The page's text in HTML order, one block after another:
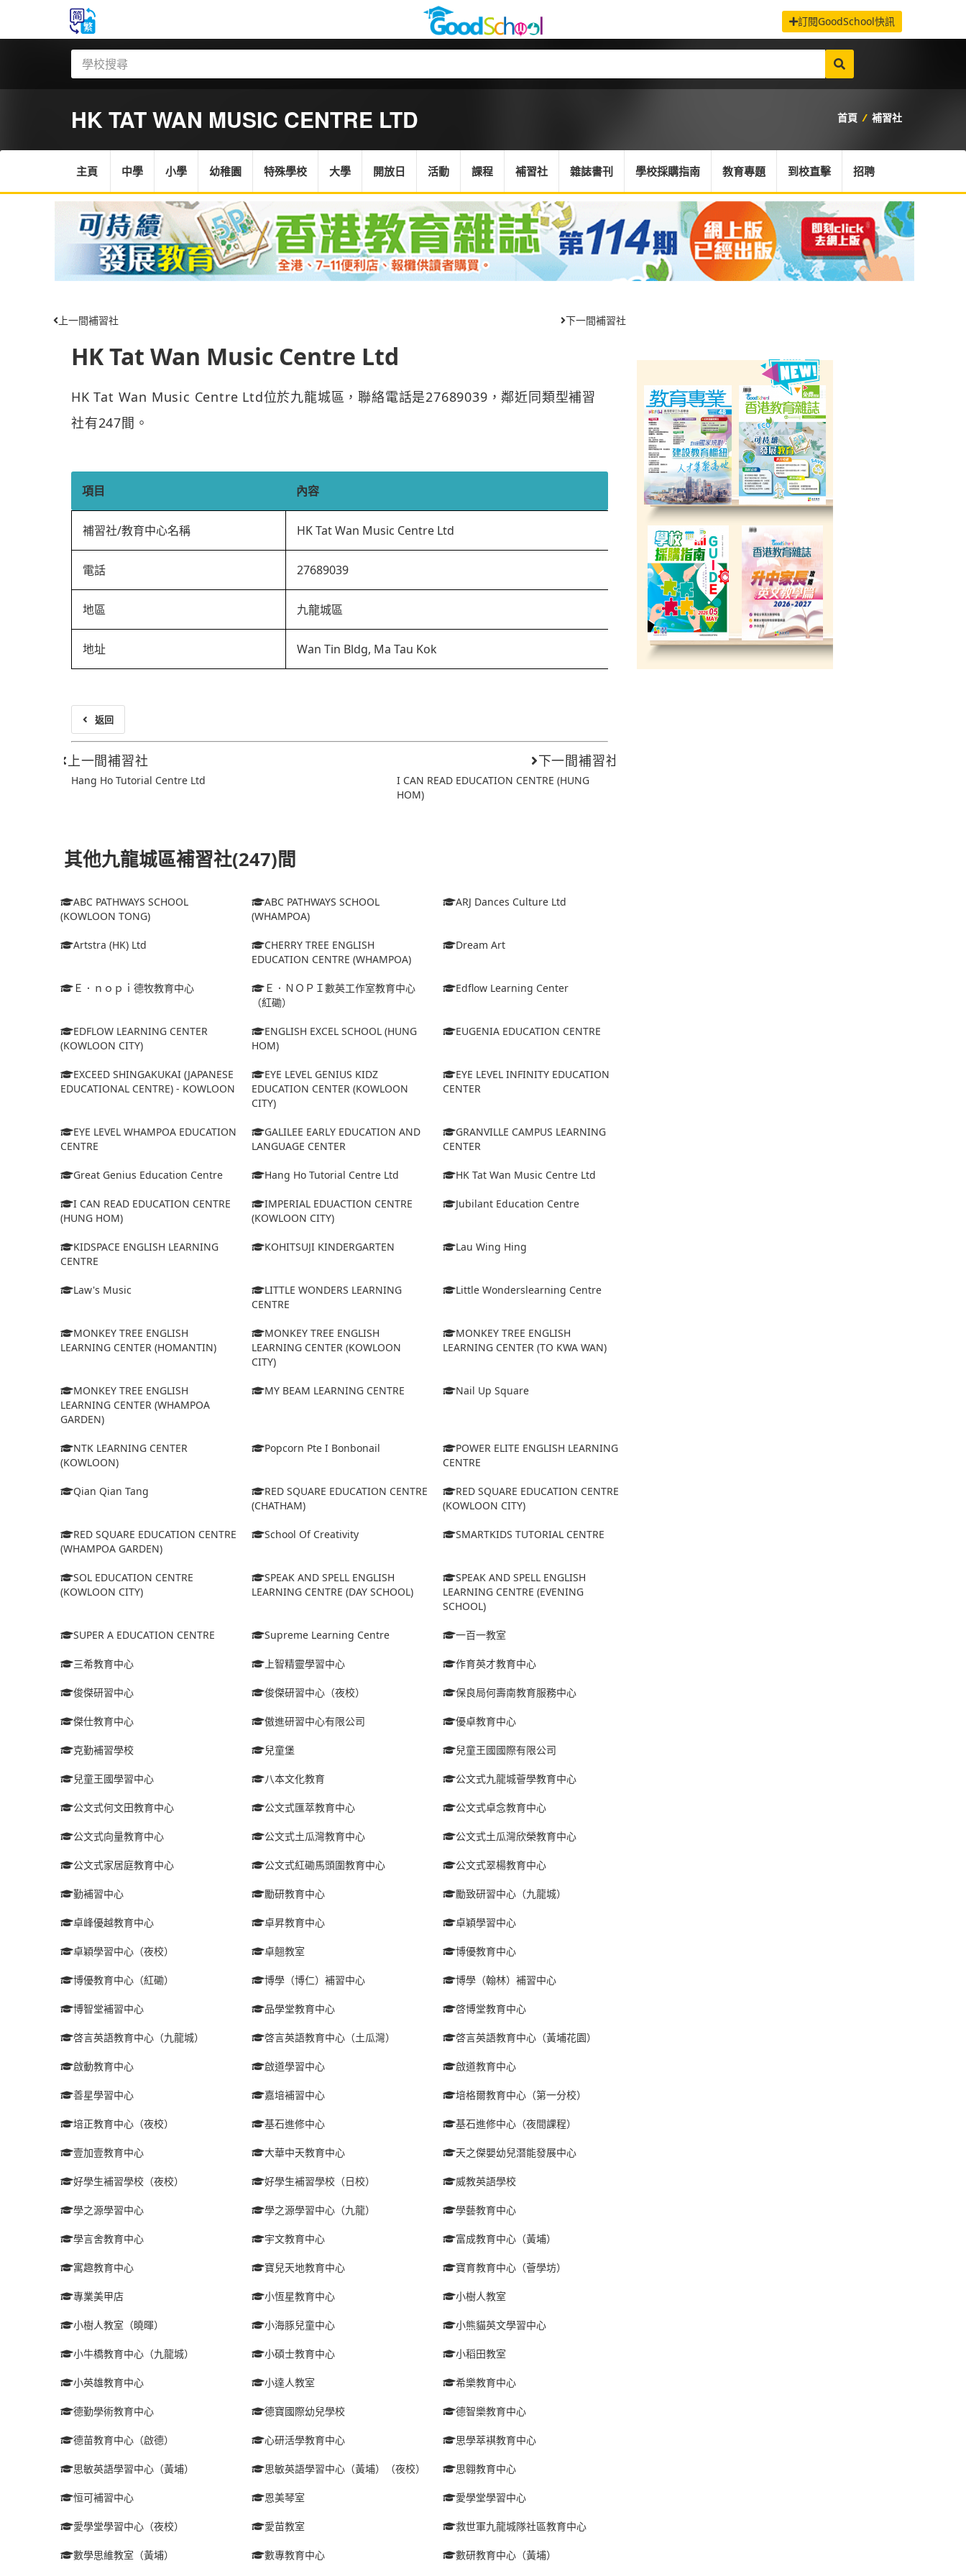
訂閱GoodSchool快訊
HK TAT WAN MUSIC CENTRE LTD 首頁 / 補習社
主頁 中學 小學 幼稚園 特殊學校 大學 開放日 活動 課程 補習社 雜誌書刊 學校採購指南 教育專題 到校直擊 招聘
上一間補習社 下一間補習社
HK Tat Wan Music Centre Ltd
HK Tat Wan Music Centre Ltd位於九龍城區，聯絡電話是27689039，鄰近同類型補習
社有247間。
項目 內容
補習社/教育中心名稱 HK Tat Wan Music Centre Ltd
電話 27689039
地區 九龍城區
地址 Wan Tin Bldg, Ma Tau Kok
返回
上一間補習社
Hang Ho Tutorial Centre Ltd
下一間補習社
I CAN READ EDUCATION CENTRE (HUNG
HOM)
其他九龍城區補習社(247)間
ABC PATHWAYS SCHOOL
(KOWLOON TONG)
ABC PATHWAYS SCHOOL
(WHAMPOA)
ARJ Dances Culture Ltd
Artstra (HK) Ltd
CHERRY TREE ENGLISH
EDUCATION CENTRE (WHAMPOA)
Dream Art
Ｅ．ｎｏｐｉ德牧教育中心
Ｅ．ＮＯＰＩ數英工作室教育中心
（紅磡）
Edflow Learning Center
EDFLOW LEARNING CENTER
(KOWLOON CITY)
ENGLISH EXCEL SCHOOL (HUNG
HOM)
EUGENIA EDUCATION CENTRE
EXCEED SHINGAKUKAI (JAPANESE
EDUCATIONAL CENTRE) - KOWLOON
EYE LEVEL GENIUS KIDZ
EDUCATION CENTER (KOWLOON
CITY)
EYE LEVEL INFINITY EDUCATION
CENTER
EYE LEVEL WHAMPOA EDUCATION
CENTRE
GALILEE EARLY EDUCATION AND
LANGUAGE CENTER
GRANVILLE CAMPUS LEARNING
CENTER
Great Genius Education Centre Hang Ho Tutorial Centre Ltd HK Tat Wan Music Centre Ltd
I CAN READ EDUCATION CENTRE
(HUNG HOM)
IMPERIAL EDUACTION CENTRE
(KOWLOON CITY)
Jubilant Education Centre
KIDSPACE ENGLISH LEARNING
CENTRE
KOHITSUJI KINDERGARTEN Lau Wing Hing
Law's Music
LITTLE WONDERS LEARNING
CENTRE
Little Wonderslearning Centre
MONKEY TREE ENGLISH
LEARNING CENTER (HOMANTIN)
MONKEY TREE ENGLISH
LEARNING CENTER (KOWLOON
CITY)
MONKEY TREE ENGLISH
LEARNING CENTER (TO KWA WAN)
MONKEY TREE ENGLISH
LEARNING CENTER (WHAMPOA
GARDEN)
MY BEAM LEARNING CENTRE Nail Up Square
NTK LEARNING CENTER
(KOWLOON)
Popcorn Pte I Bonbonail
POWER ELITE ENGLISH LEARNING
CENTRE
Qian Qian Tang
RED SQUARE EDUCATION CENTRE
(CHATHAM)
RED SQUARE EDUCATION CENTRE
(KOWLOON CITY)
RED SQUARE EDUCATION CENTRE
(WHAMPOA GARDEN)
School Of Creativity SMARTKIDS TUTORIAL CENTRE
SOL EDUCATION CENTRE
(KOWLOON CITY)
SPEAK AND SPELL ENGLISH
LEARNING CENTRE (DAY SCHOOL)
SPEAK AND SPELL ENGLISH
LEARNING CENTRE (EVENING
SCHOOL)
SUPER A EDUCATION CENTRE Supreme Learning Centre 一百一教室
三希教育中心 上智精靈學習中心 作育英才教育中心
俊傑研習中心 俊傑研習中心（夜校） 保良局何壽南教育服務中心
傑仕教育中心 傲進研習中心有限公司 優卓教育中心
克勤補習學校 兒童堡 兒童王國國際有限公司
兒童王國學習中心 八本文化教育 公文式九龍城薈學教育中心
公文式何文田教育中心 公文式匯萃教育中心 公文式卓念教育中心
公文式向量教育中心 公文式土瓜灣教育中心 公文式土瓜灣欣榮教育中心
公文式家居庭教育中心 公文式紅磡馬頭圍教育中心 公文式翠楊教育中心
勤補習中心 勵研教育中心 勵致研習中心（九龍城）
卓峰優越教育中心 卓昇教育中心 卓穎學習中心
卓穎學習中心（夜校） 卓翹教室 博優教育中心
博優教育中心（紅磡） 博學（博仁）補習中心 博學（翰林）補習中心
博智堂補習中心 品學堂教育中心 啓博堂教育中心
啓言英語教育中心（九龍城） 啓言英語教育中心（土瓜灣） 啓言英語教育中心（黃埔花園）
啟動教育中心 啟道學習中心 啟道教育中心
善星學習中心 嘉培補習中心 培格爾教育中心（第一分校）
培正教育中心（夜校） 基石進修中心 基石進修中心（夜間課程）
壹加壹教育中心 大華中天教育中心 天之傑嬰幼兒潛能發展中心
好學生補習學校（夜校） 好學生補習學校（日校） 威教英語學校
學之源學習中心 學之源學習中心（九龍） 學藝教育中心
學言舍教育中心 宇文教育中心 富成教育中心（黃埔）
寓趣教育中心 寶兒天地教育中心 寶育教育中心（薈學坊）
專業美甲店 小恆星教育中心 小樹人教室
小樹人教室（曉暉） 小海豚兒童中心 小熊貓英文學習中心
小牛橋教育中心（九龍城） 小碩士教育中心 小稻田教室
小英雄教育中心 小達人教室 希樂教育中心
德勤學術教育中心 德寶國際幼兒學校 德智樂教育中心
德苗教育中心（啟德） 心研活學教育中心 思學萃褀教育中心
思敏英語學習中心（黃埔） 思敏英語學習中心（黃埔）（夜校） 思翱教育中心
恒可補習中心 恩美琴室 愛學堂學習中心
愛學堂學習中心（夜校） 愛苗教室 救世軍九龍城隊社區教育中心
數學思維教室（黃埔） 數專教育中心 數研教育中心（黃埔）